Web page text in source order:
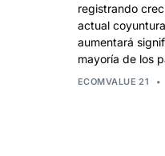
registrando
actual
aumentará
mayoría de los
ECOMVALUE 21 •